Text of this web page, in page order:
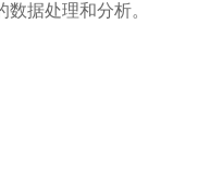
据处理和分析。